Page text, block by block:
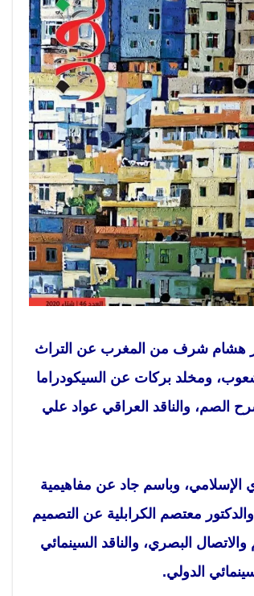
هشام شرف من المغرب عن التراث
ومخلد بركات عن السيكودراما
الصم، والناقد العراقي عواد علي
وباسم جاد عن مفاهيمية
معتصم الكرابلية عن التصميم
البصري، والناقد السينمائي
الدولي.